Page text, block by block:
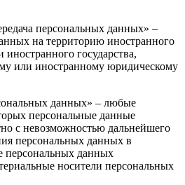
персональных данных» –
на территорию иностранного
иностранного государства,
или иностранному юридическому
данных» – любые
персональные данные
с невозможностью дальнейшего
персональных данных в
персональных данных
носители персональных